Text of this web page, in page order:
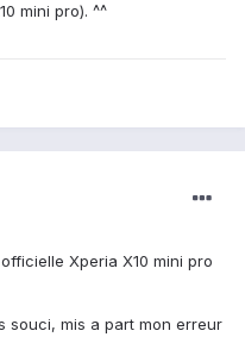
mini pro). ^^
Xperia X10 mini pro
souci, mis a part mon erreur